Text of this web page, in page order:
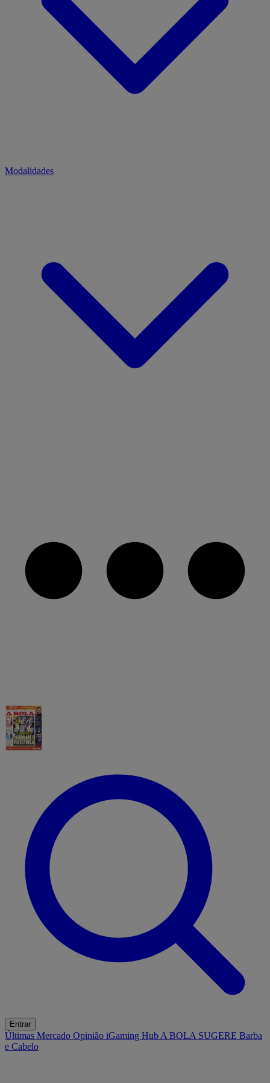
Modalidades
Entrar
Últimas Mercado Opinião iGaming Hub A BOLA SUGERE Barba
e Cabelo